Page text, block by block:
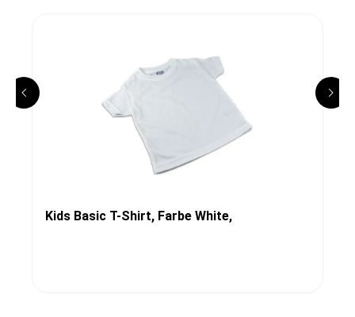
Kids Basic T-Shirt, Farbe White,